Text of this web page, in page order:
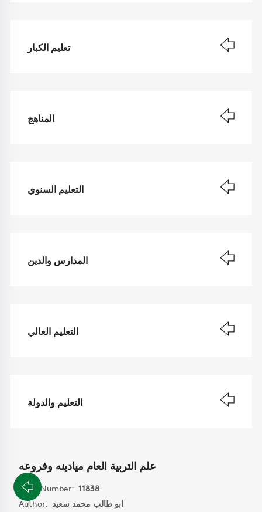
تعليم الكبار
المناهج
التعليم السنوي
المدارس والدين
التعليم العالي
التعليم والدولة
علم التربية العام ميادينه وفروعه
Book Number: 11838
Author: ابو طالب محمد سعيد